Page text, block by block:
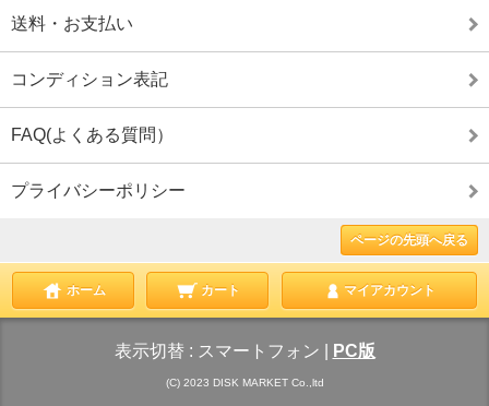
送料・お支払い
コンディション表記
FAQ(よくある質問）
プライバシーポリシー
ページの先頭へ戻る
ホーム カート マイアカウント
表示切替 : スマートフォン PC版
(C) 2023 DISK MARKET Co.,ltd